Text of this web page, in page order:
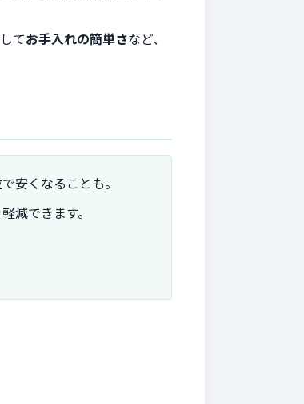
てお手入れの簡単さなど、
安くなることも。
減できます。